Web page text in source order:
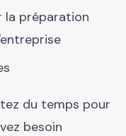
la préparation
du temps pour
besoin